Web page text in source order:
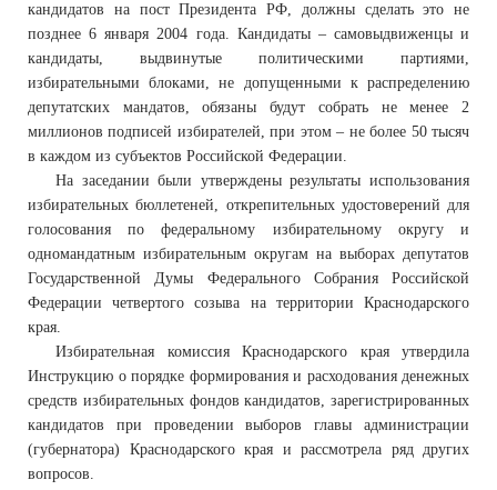
кандидатов на пост Президента РФ, должны сделать это не
позднее 6 января 2004 года. Кандидаты – самовыдвиженцы и
кандидаты, выдвинутые политическими партиями,
избирательными блоками, не допущенными к распределению
депутатских мандатов, обязаны будут собрать не менее 2
миллионов подписей избирателей, при этом – не более 50 тысяч
в каждом из субъектов Российской Федерации.
На заседании были утверждены результаты использования
избирательных бюллетеней, открепительных удостоверений для
голосования по федеральному избирательному округу и
одномандатным избирательным округам на выборах депутатов
Государственной Думы Федерального Собрания Российской
Федерации четвертого созыва на территории Краснодарского
края.
Избирательная комиссия Краснодарского края утвердила
Инструкцию о порядке формирования и расходования денежных
средств избирательных фондов кандидатов, зарегистрированных
кандидатов при проведении выборов главы администрации
(губернатора) Краснодарского края и рассмотрела ряд других
вопросов.